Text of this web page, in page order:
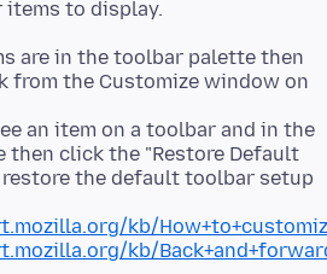
are in the toolbar palette then
from the Customize window on
an item on a toolbar and in the
then click the "Restore Default
the default toolbar setup
kb/
kb/